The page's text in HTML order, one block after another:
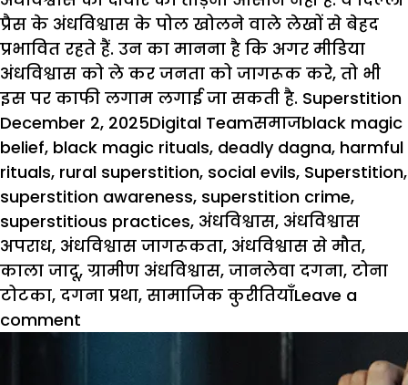
प्रैस के अंधविश्वास के पोल खोलने वाले लेखों से बेहद
प्रभावित रहते हैं. उन का मानना है कि अगर मीडिया
अंधविश्वास को ले कर जनता को जागरूक करे, तो भी
इस पर काफी लगाम लगाई जा सकती है. Superstition
Posted
on
December 2, 2025Author
Digital TeamCategories
समाजTags
black magic
belief, black magic rituals, deadly dagna, harmful
rituals, rural superstition, social evils, Superstition,
superstition awareness, superstition crime,
superstitious practices, अंधविश्वास, अंधविश्वास
अपराध, अंधविश्वास जागरूकता, अंधविश्वास से मौत,
काला जादू, ग्रामीण अंधविश्वास, जानलेवा दगना, टोना
टोटका, दगना प्रथा, सामाजिक कुरीतियाँLeave a
comment